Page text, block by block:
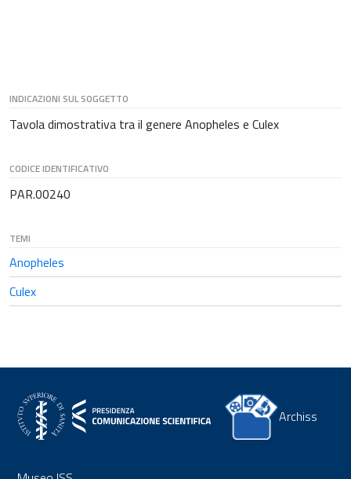
INDICAZIONI SUL SOGGETTO
Tavola dimostrativa tra il genere Anopheles e Culex
CODICE IDENTIFICATIVO
PAR.00240
TEMI
Anopheles
Culex
Archiss